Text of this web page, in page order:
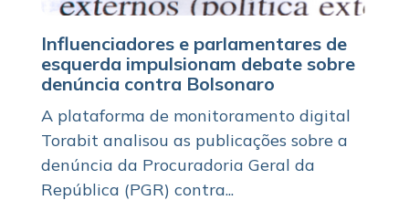
Influenciadores e parlamentares de
esquerda impulsionam debate sobre
denúncia contra Bolsonaro
A plataforma de monitoramento digital
Torabit analisou as publicações sobre a
denúncia da Procuradoria Geral da
República (PGR) contra...